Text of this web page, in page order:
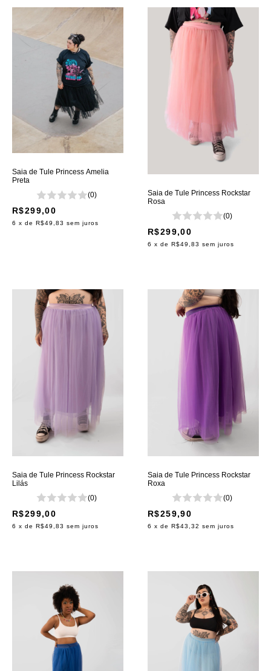
Saia de Tule Princess Amelia
Preta
(0)
R$299,00
6 x de R$49,83 sem juros
Saia de Tule Princess Rockstar
Rosa
(0)
R$299,00
6 x de R$49,83 sem juros
Saia de Tule Princess Rockstar
Lilás
(0)
R$299,00
6 x de R$49,83 sem juros
Saia de Tule Princess Rockstar
Roxa
(0)
R$259,90
6 x de R$43,32 sem juros